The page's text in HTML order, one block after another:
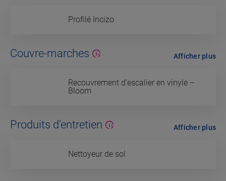
Profilé Incizo
Couvre-marches
Recouvrement d’escalier en vinyle –
Bloom
Afficher plus
Produits d’entretien
Nettoyeur de sol
Afficher plus